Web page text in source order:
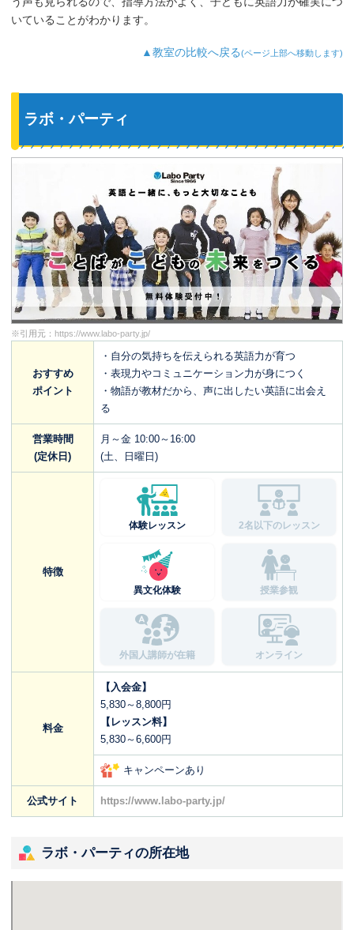
いていることがわかります。
▲教室の比較へ戻る(ページ上部へ移動します)
ラボ・パーティ
※引用元： https://www.labo-party.jp/
おすすめ
ポイント
・自分の気持ちを伝えられる英語力が育つ
・表現力やコミュニケーション力が身につく
・物語が教材だから、声に出したい英語に出会え
る
営業時間
(定休日)
月～金 10:00～16:00
(土、日曜日)
特徴
体験レッスン 2名以下のレッスン
異文化体験 授業参観
外国人講師が在籍 オンライン
料金
【入会金】
5,830～8,800円
【レッスン料】
5,830～6,600円
キャンペーンあり
公式サイト https://www.labo-party.jp/
ラボ・パーティの所在地